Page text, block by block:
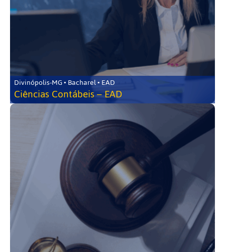
Divinópolis-MG • Bacharel • EAD
Ciências Contábeis – EAD